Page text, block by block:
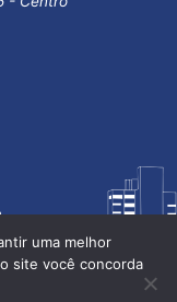
uma melhor
site você concorda